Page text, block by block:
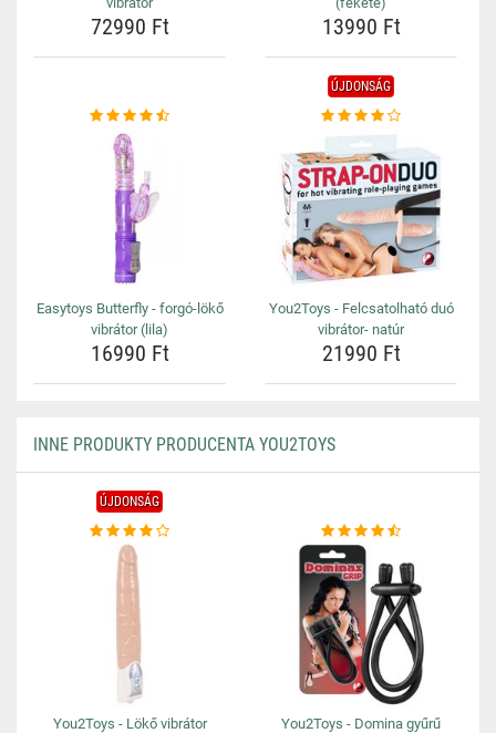
72990 Ft 13990 Ft
Easytoys Butterfly - forgó-lökő
vibrátor (lila)
16990 Ft
ÚJDONSÁG
You2Toys - Felcsatolható duó
vibrátor- natúr
21990 Ft
INNE PRODUKTY PRODUCENTA YOU2TOYS
ÚJDONSÁG
You2Toys - Lökő vibrátor
You2Toys - Domina gyűrű